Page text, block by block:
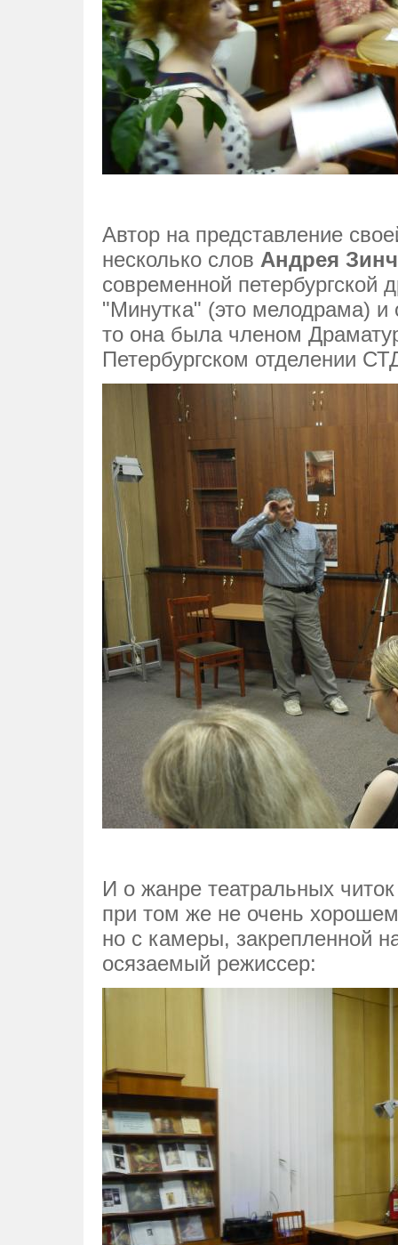
Автор на представление
несколько слов Андрея
современной петербургской
"Минутка" (это мелодрама) и
то она была членом
Петербургском отделении
И о жанре театральных
при том же не очень
но с камеры, закрепленной
осязаемый режиссер: